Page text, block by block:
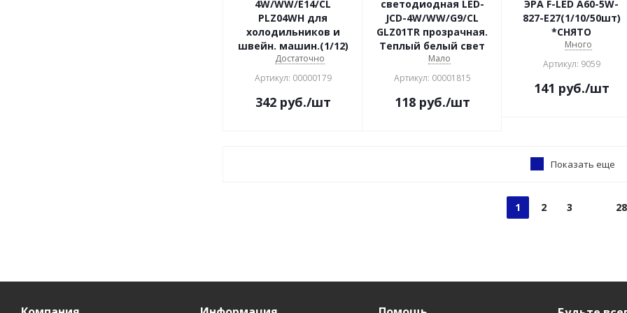
4W/WW/E14/CL
PLZ04WH для
холодильников и
швейн. машин.(1/12)
Достаточно
Артикул: 00000179
342руб./шт
светодиодная LED-
JCD-4W/WW/G9/CL
GLZ01TR прозрачная.
Теплый белый свет
Мало
Артикул: 00001815
118руб./шт
ЭРА F-LED А60-5W-
827-Е27(1/10/50шт)
*СНЯТО
Много
Артикул: 9059
141 руб./шт
Показать еще
1 2 3 28